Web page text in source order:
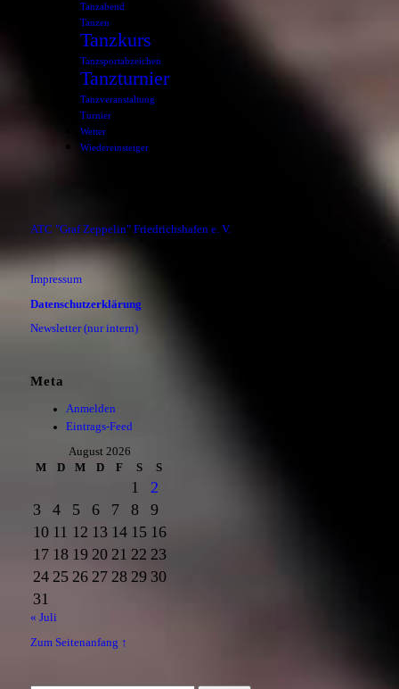
Tanzabend
Tanzen
Tanzkurs
Tanzsportabzeichen
Tanzturnier
Tanzveranstaltung
Turnier
Wetter
Wiedereinsteiger
ATC "Graf Zeppelin" Friedrichshafen e. V.
Impressum
Datenschutzerklärung
Newsletter (nur intern)
Meta
Anmelden
Eintrags-Feed
August 2026
M
D M D F S S
1
2
3
4 5 6 7 8
9
10 11 12 13 14 15 16
17 18 19 20 21 22 23
24 25 26 27 28 29 30
31
« Juli
Zum Seitenanfang ↑